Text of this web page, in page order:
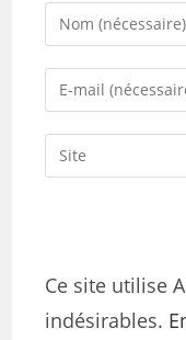
Ce site utilise
indésirables.